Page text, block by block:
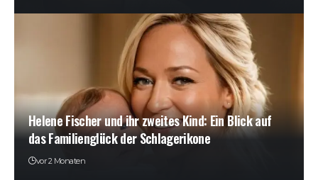
Helene Fischer und ihr zweites Kind: Ein Blick auf
das Familienglück der Schlagerikone
vor 2 Monaten